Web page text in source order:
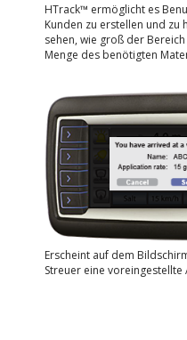
HTrack™ ermöglicht es
Kunden zu erstellen und zu
sehen, wie groß der
Menge des benötigten
Erscheint auf dem
Streuer eine